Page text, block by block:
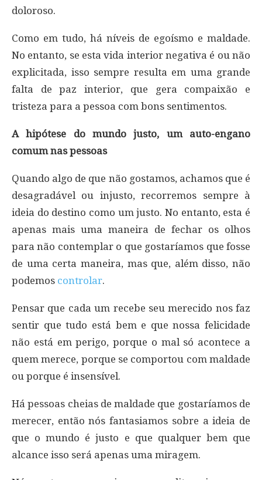
doloroso.
Como em tudo, há níveis de egoísmo e maldade.
No entanto, se esta vida interior negativa é ou não
explicitada, isso sempre resulta em uma grande
falta de paz interior, que gera compaixão e
tristeza para a pessoa com bons sentimentos.
A hipótese do mundo justo, um auto-engano
comum nas pessoas
Quando algo de que não gostamos, achamos que é
desagradável ou injusto, recorremos sempre à
ideia do destino como um justo. No entanto, esta é
apenas mais uma maneira de fechar os olhos
para não contemplar o que gostaríamos que fosse
de uma certa maneira, mas que, além disso, não
podemos controlar.
Pensar que cada um recebe seu merecido nos faz
sentir que tudo está bem e que nossa felicidade
não está em perigo, porque o mal só acontece a
quem merece, porque se comportou com maldade
ou porque é insensível.
Há pessoas cheias de maldade que gostaríamos de
merecer, então nós fantasiamos sobre a ideia de
que o mundo é justo e que qualquer bem que
alcance isso será apenas uma miragem.